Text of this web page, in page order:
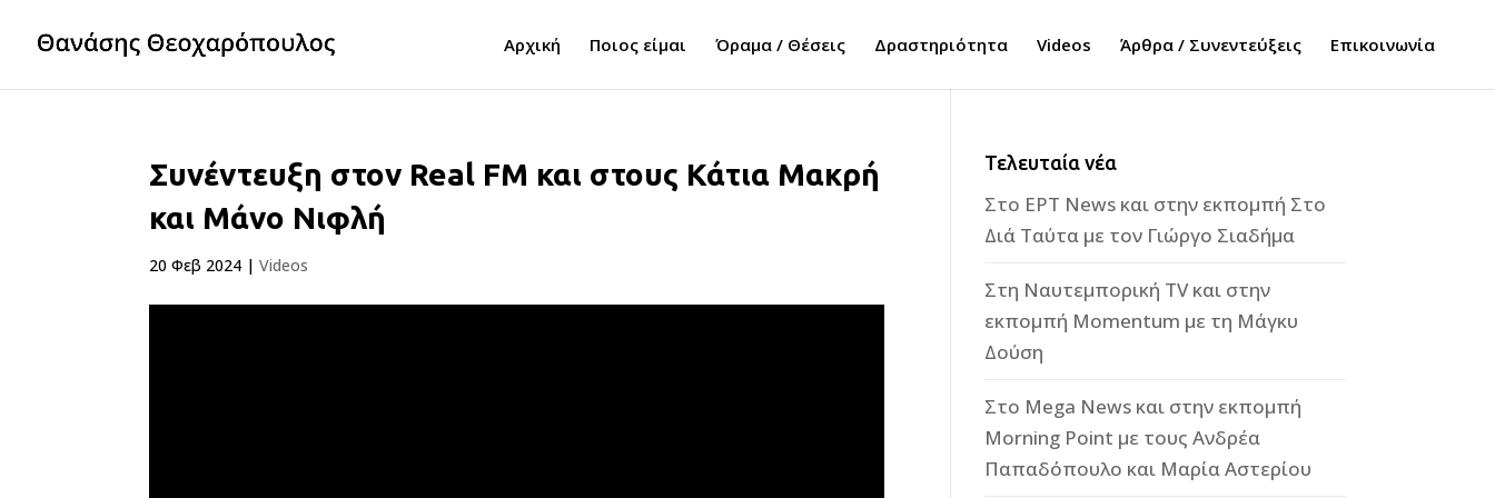
Αρχική Ποιος είμαι Όραμα / Θέσεις Δραστηριότητα Videos Άρθρα / Συνεντεύξεις Επικοινωνία
Συνέντευξη στον Real FM και στους Κάτια Μακρή
και Μάνο Νιφλή
20 Φεβ 2024 |Videos
Τελευταία νέα
Στο ΕΡΤ News και στην εκπομπή Στο
Διά Ταύτα με τον Γιώργο Σιαδήμα
Στη Ναυτεμπορική TV και στην
εκπομπή Momentum με τη Μάγκυ
Δούση
Στο Mega News και στην εκπομπή
Morning Point με τους Ανδρέα
Παπαδόπουλο και Μαρία Αστερίου